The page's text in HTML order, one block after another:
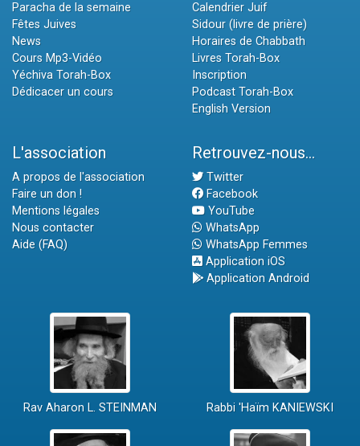
Paracha de la semaine
Fêtes Juives
News
Cours Mp3-Vidéo
Yéchiva Torah-Box
Dédicacer un cours
Calendrier Juif
Sidour (livre de prière)
Horaires de Chabbath
Livres Torah-Box
Inscription
Podcast Torah-Box
English Version
L'association
A propos de l'association
Faire un don !
Mentions légales
Nous contacter
Aide (FAQ)
Retrouvez-nous...
Twitter
Facebook
YouTube
WhatsApp
WhatsApp Femmes
Application iOS
Application Android
Rav Aharon L. STEINMAN Rabbi 'Haïm KANIEWSKI